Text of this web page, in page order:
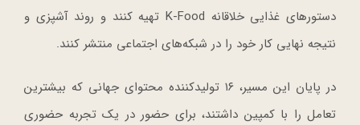
دستورهای غذایی خلاقانه K-Food تهیه کنند و روند آشپزی و
نتیجه نهایی کار خود را در شبکه‌های اجتماعی منتشر کنند.
در پایان این مسیر، ۱۶ تولیدکننده محتوای جهانی که بیشترین
تعامل را با کمپین داشتند، برای حضور در یک تجربه حضوری